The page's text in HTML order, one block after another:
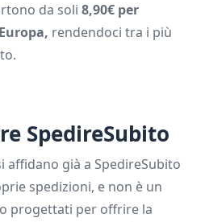
da soli 8,90€ per
rendendoci tra i più
SpedireSubito
affidano già a SpedireSubito
spedizioni, e non è un
progettati per offrire la